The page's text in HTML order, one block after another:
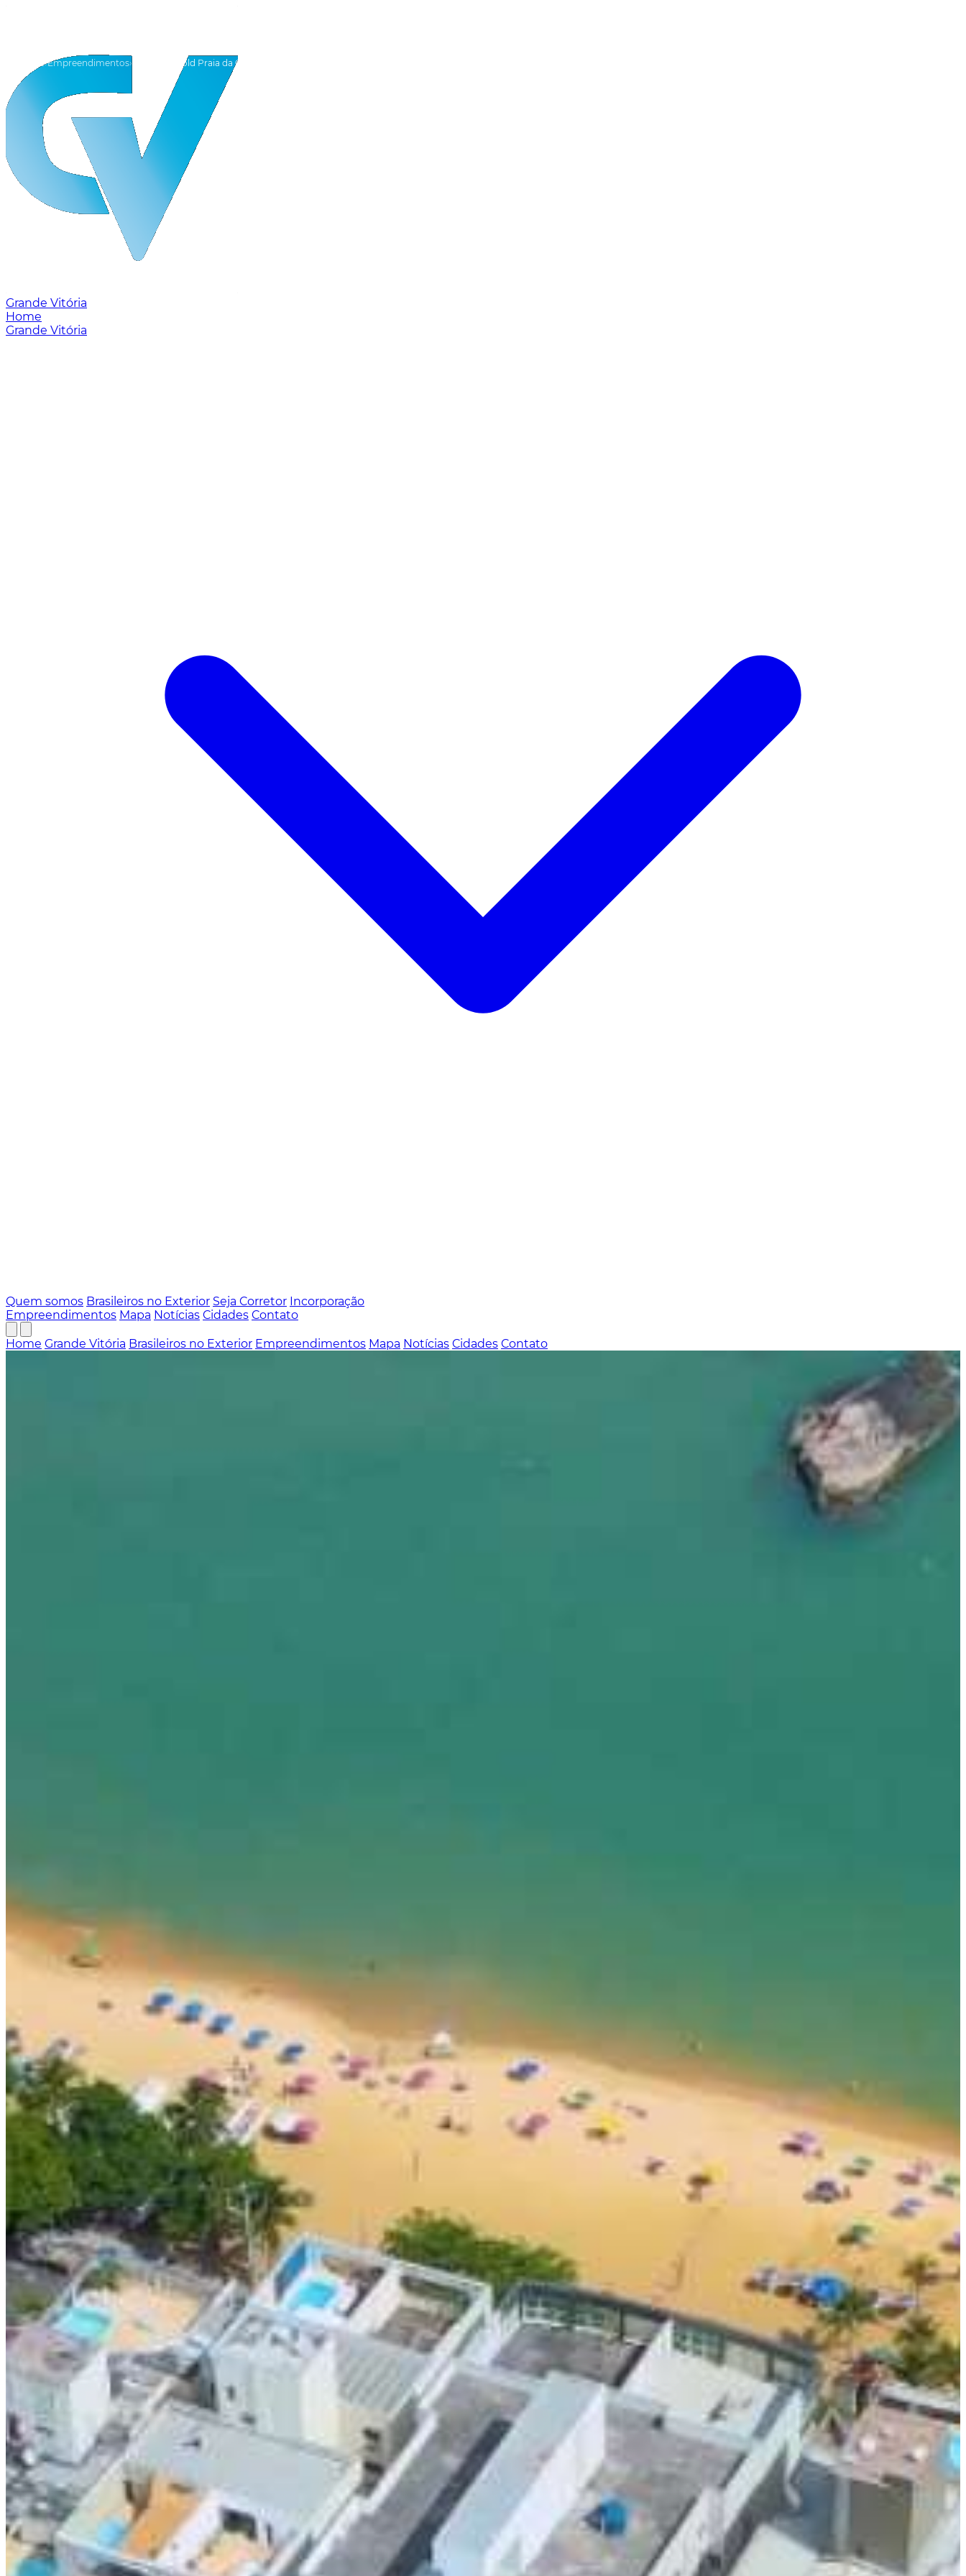
Grande Vitória
Home
Grande Vitória
Quem somos Brasileiros no Exterior Seja Corretor Incorporação
Empreendimentos Mapa Notícias Cidades Contato
Home Grande Vitória Brasileiros no Exterior Empreendimentos Mapa Notícias Cidades Contato
Home Empreendimentos Gold Praia da Costa